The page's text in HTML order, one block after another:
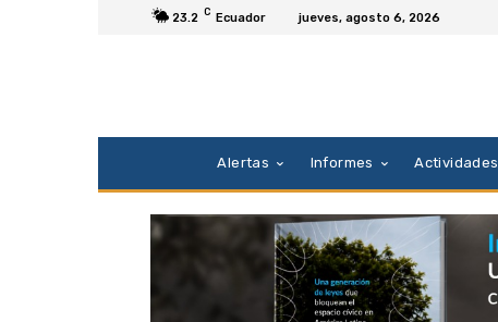
23.2 C Ecuador jueves, agosto 6, 2026
Alertas Informes Actividades